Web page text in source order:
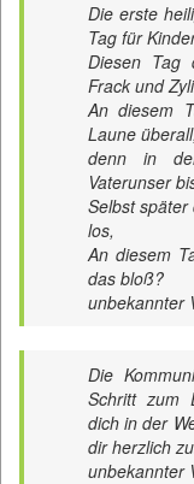
Die erste
Tag für
Diesen Tag
Frack und
An diesem
Laune überall,
denn in
Vaterunser
Selbst
los,
An diesem
das bloß?
unbekannter
Die
Schritt zum
dich in der
dir herzlich
unbekannter